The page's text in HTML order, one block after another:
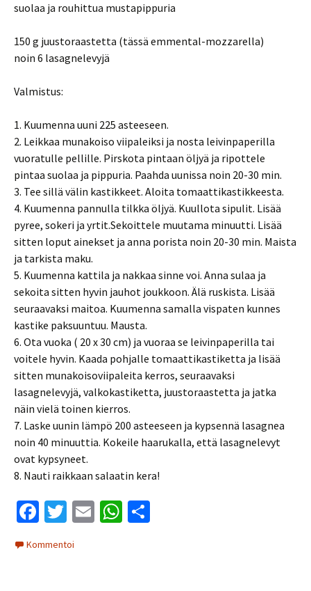
suolaa ja rouhittua mustapippuria
150 g juustoraastetta (tässä emmental-mozzarella)
noin 6 lasagnelevyjä
Valmistus:
1. Kuumenna uuni 225 asteeseen.
2. Leikkaa munakoiso viipaleiksi ja nosta leivinpaperilla
vuoratulle pellille. Pirskota pintaan öljyä ja ripottele
pintaa suolaa ja pippuria. Paahda uunissa noin 20-30 min.
3. Tee sillä välin kastikkeet. Aloita tomaattikastikkeesta.
4. Kuumenna pannulla tilkka öljyä. Kuullota sipulit. Lisää
pyree, sokeri ja yrtit.Sekoittele muutama minuutti. Lisää
sitten loput ainekset ja anna porista noin 20-30 min. Maista
ja tarkista maku.
5. Kuumenna kattila ja nakkaa sinne voi. Anna sulaa ja
sekoita sitten hyvin jauhot joukkoon. Älä ruskista. Lisää
seuraavaksi maitoa. Kuumenna samalla vispaten kunnes
kastike paksuuntuu. Mausta.
6. Ota vuoka ( 20 x 30 cm) ja vuoraa se leivinpaperilla tai
voitele hyvin. Kaada pohjalle tomaattikastiketta ja lisää
sitten munakoisoviipaleita kerros, seuraavaksi
lasagnelevyjä, valkokastiketta, juustoraastetta ja jatka
näin vielä toinen kierros.
7. Laske uunin lämpö 200 asteeseen ja kypsennä lasagnea
noin 40 minuuttia. Kokeile haarukalla, että lasagnelevyt
ovat kypsyneet.
8. Nauti raikkaan salaatin kera!
Fa
b
T
wi
tt
E
W
Kommentoi